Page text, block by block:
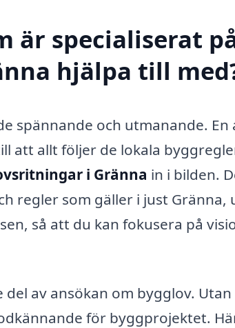
är specialiserat
hjälpa till
spännande och utmanande. En
att allt följer de lokala
i Gränna in i bilden.
regler som gäller i just
så att du kan fokusera på
av ansökan om bygglov.
för byggprojektet.